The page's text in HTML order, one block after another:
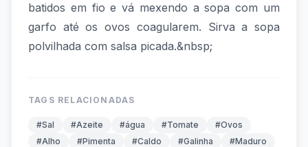
batidos em fio e vá mexendo a sopa com um
garfo até os ovos coagularem. Sirva a sopa
polvilhada com salsa picada.&nbsp;
TAGS RELACIONADAS
#Sal #Azeite #água #Tomate
#Ovos
#Alho
#Pimenta #Caldo #Galinha #Maduro